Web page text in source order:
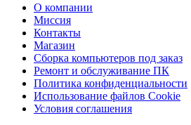
О компании
Миссия
Контакты
Магазин
Сборка компьютеров под заказ
Ремонт и обслуживание ПК
Политика конфиденциальности
Использование файлов Cookie
Условия соглашения